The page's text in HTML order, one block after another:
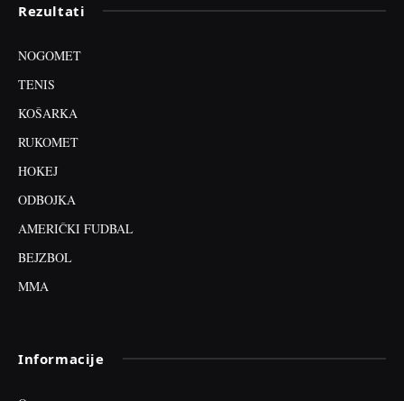
Rezultati
NOGOMET
TENIS
KOŠARKA
RUKOMET
HOKEJ
ODBOJKA
AMERIČKI FUDBAL
BEJZBOL
MMA
Informacije